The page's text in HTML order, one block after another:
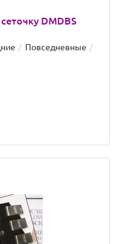
DMDBS
Повседневные